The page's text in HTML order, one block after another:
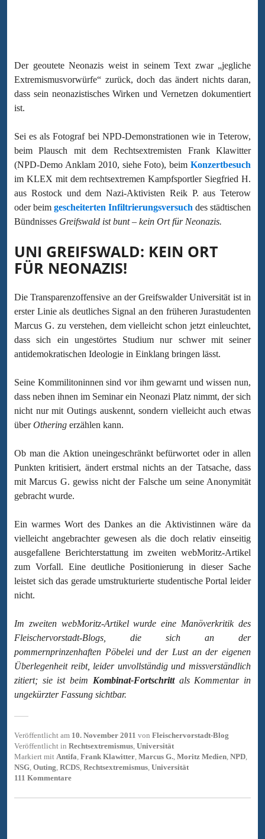
Der geoutete Neonazis weist in seinem Text zwar „jegliche
Extremismusvorwürfe“ zurück, doch das ändert nichts daran,
dass sein neonazistisches Wirken und Vernetzen dokumentiert
ist.
Sei es als Fotograf bei NPD-Demonstrationen wie in Teterow,
beim Plausch mit dem Rechtsextremisten Frank Klawitter
(NPD-Demo Anklam 2010, siehe Foto), beim Konzertbesuch
im KLEX mit dem rechtsextremen Kampfsportler Siegfried H.
aus Rostock und dem Nazi-Aktivisten Reik P. aus Teterow
oder beim gescheiterten Infiltrierungsversuch des städtischen
Bündnisses Greifswald ist bunt – kein Ort für Neonazis.
UNI GREIFSWALD: KEIN ORT
FÜR NEONAZIS!
Die Transparenzoffensive an der Greifswalder Universität ist in
erster Linie als deutliches Signal an den früheren Jurastudenten
Marcus G. zu verstehen, dem vielleicht schon jetzt einleuchtet,
dass sich ein ungestörtes Studium nur schwer mit seiner
antidemokratischen Ideologie in Einklang bringen lässt.
Seine Kommilitoninnen sind vor ihm gewarnt und wissen nun,
dass neben ihnen im Seminar ein Neonazi Platz nimmt, der sich
nicht nur mit Outings auskennt, sondern vielleicht auch etwas
überOthering erzählen kann.
Ob man die Aktion uneingeschränkt befürwortet oder in allen
Punkten kritisiert, ändert erstmal nichts an der Tatsache, dass
mit Marcus G. gewiss nicht der Falsche um seine Anonymität
gebracht wurde.
Ein warmes Wort des Dankes an die Aktivistinnen wäre da
vielleicht angebrachter gewesen als die doch relativ einseitig
ausgefallene Berichterstattung im zweiten webMoritz-Artikel
zum Vorfall. Eine deutliche Positionierung in dieser Sache
leistet sich das gerade umstrukturierte studentische Portal leider
nicht.
Im zweiten webMoritz-Artikel wurde eine Manöverkritik des
Fleischervorstadt-Blogs, die sich an der
pommernprinzenhaften Pöbelei und der Lust an der eigenen
Überlegenheit reibt, leider unvollständig und missverständlich
zitiert; sie ist beim Kombinat-Fortschrittals Kommentar in
ungekürzter Fassung sichtbar.
Veröffentlicht am 10. November 2011 von Fleischervorstadt-Blog
Veröffentlicht in Rechtsextremismus, Universität
Markiert mit Antifa, Frank Klawitter, Marcus G., Moritz Medien, NPD,
NSG, Outing, RCDS, Rechtsextremismus, Universität
111 Kommentare